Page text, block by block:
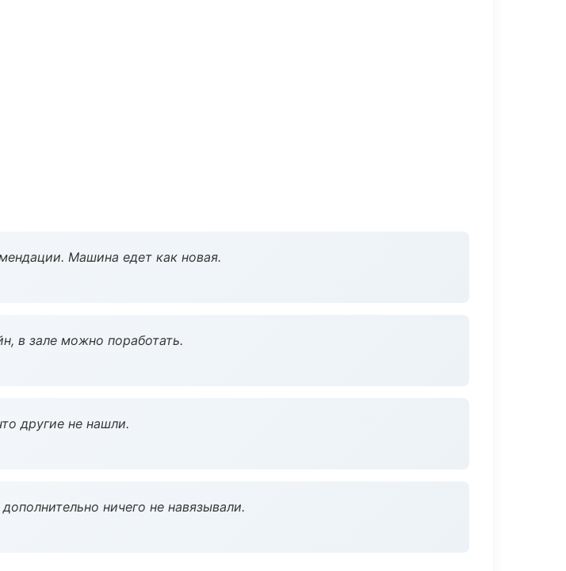
Машина едет как новая.
в зале можно поработать.
другие не нашли.
ничего не навязывали.